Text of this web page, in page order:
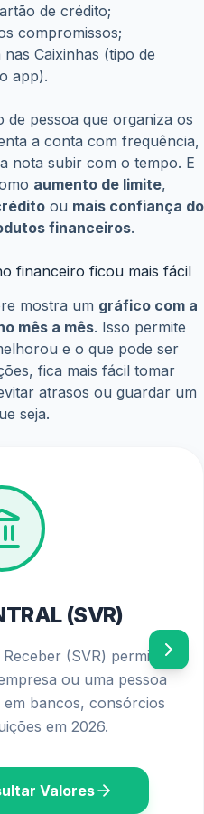
de crédito;
compromissos;
Caixinhas (tipo de
app).
de pessoa que organiza os
a conta com frequência,
nota subir com o tempo. E
aumento de limite,
ou mais confiança do
financeiros.
financeiro ficou mais fácil
mostra um gráfico com a
mês a mês. Isso permite
e o que pode ser
fica mais fácil tomar
atrasos ou guardar um
seja.
(SVR)
(SVR) permite
ou uma pessoa
bancos, consórcios
em 2026.
Valores